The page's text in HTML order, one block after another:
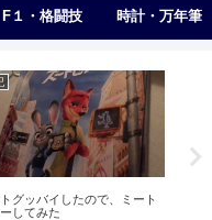
F１・格闘技 時計・万年筆
トグッバイしたので、ミート
してみた